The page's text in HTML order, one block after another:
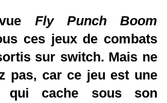
Fly Punch Boom
ces jeux de combats
sur switch. Mais ne
pas, car ce jeu est une
qui cache sous son